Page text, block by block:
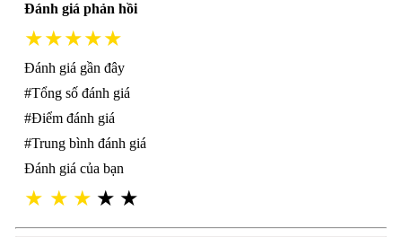
Đánh giá phản hồi
★★★★★
Đánh giá gần đây
#Tổng số đánh giá
#Điểm đánh giá
#Trung bình đánh giá
Đánh giá của bạn
★ ★ ★ ★ ★